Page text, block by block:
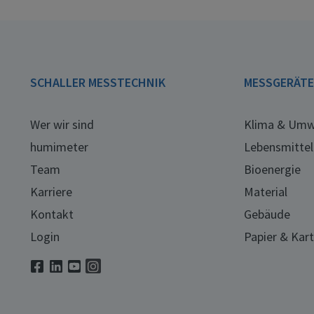
SCHALLER MESSTECHNIK
Wer wir sind
humimeter
Team
Karriere
Kontakt
Login
MESSGERÄTE
Klima &
Lebensmittel
Bioenergie
Material
Gebäude
Papier &